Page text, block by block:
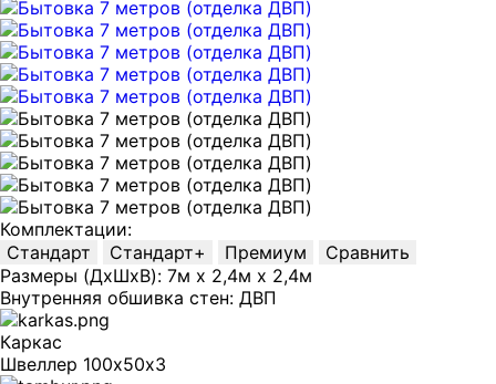
Комплектации:
Стандарт
Стандарт+ Премиум
Сравнить
Размеры (ДхШхВ): 7м х 2,4м х 2,4м
Внутренняя обшивка стен: ДВП
Каркас
Швеллер 100х50х3